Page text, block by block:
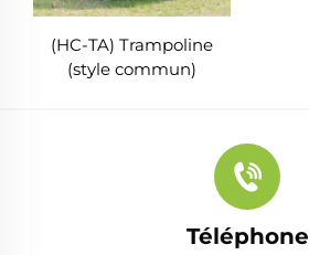
(HC-TA) Trampoline
(style commun)
Téléphone